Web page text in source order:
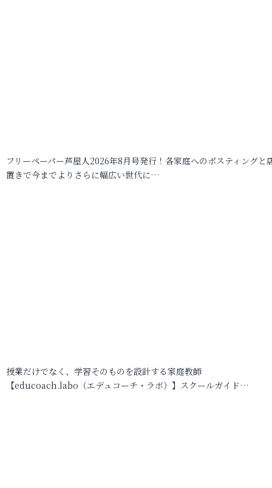
フリーペーパー芦屋人2026年8月号発行！各家庭へのポスティングと
置きで今までよりさらに幅広い世代に…
授業だけでなく、学習そのものを設計する家庭教師
【educoach.labo（エデュコーチ・ラボ）】スクールガイド…